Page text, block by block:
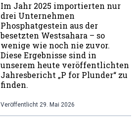
Im Jahr 2025 importierten nur
drei Unternehmen
Phosphatgestein aus der
besetzten Westsahara – so
wenige wie noch nie zuvor.
Diese Ergebnisse sind in
unserem heute veröffentlichten
Jahresbericht „P for Plunder“ zu
finden.
Veröffentlicht 29. Mai 2026